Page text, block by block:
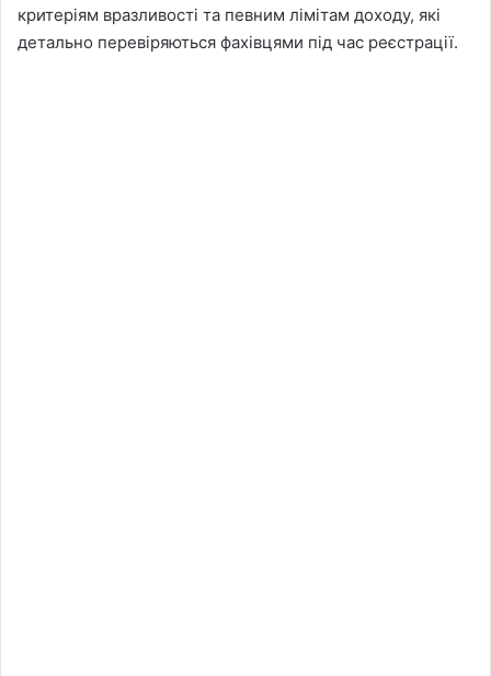
критеріям вразливості та певним лімітам доходу, які
детально перевіряються фахівцями під час реєстрації.